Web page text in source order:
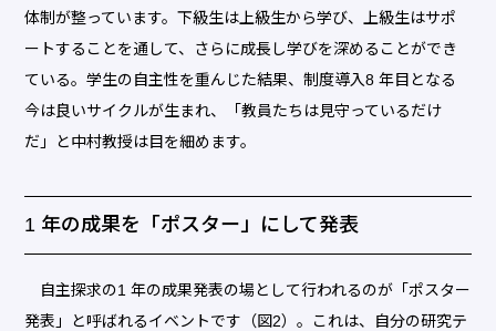
体制が整っています。下級生は上級生から学び、上級生はサポ
ートすることを通して、さらに成長し学びを深めることができ
ている。学生の自主性を重んじた結果、制度導入8 年目となる
今は良いサイクルが生まれ、「教員たちは見守っているだけ
だ」と中村教授は目を細めます。
1 年の成果を「ポスター」にして発表
自主探求の1 年の成果発表の場として行われるのが「ポスター
発表」と呼ばれるイベントです（図2）。これは、自分の研究テ